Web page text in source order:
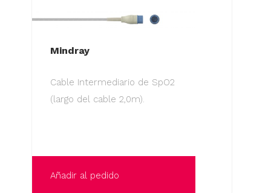
Mindray
Cable Intermediario de SpO2
(largo del cable 2,0m).
Añadir al pedido